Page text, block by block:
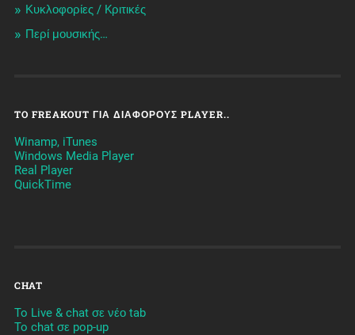
Κυκλοφορίες / Kριτικές
Περί μουσικής…
TO FREAKOUT ΓΙΑ ΔΙΆΦΟΡΟΥΣ PLAYER..
Winamp, iTunes
Windows Media Player
Real Player
QuickTime
CHAT
To Live & chat σε νέο tab
To chat σε pop-up